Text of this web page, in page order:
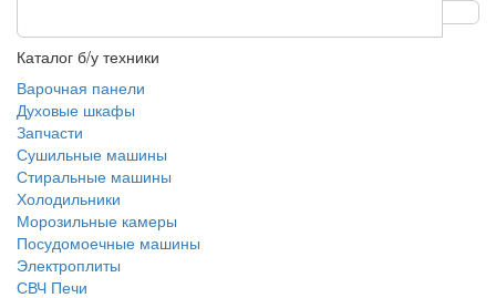
Каталог б/у техники
Варочная панели
Духовые шкафы
Запчасти
Сушильные машины
Стиральные машины
Холодильники
Морозильные камеры
Посудомоечные машины
Электроплиты
СВЧ Печи